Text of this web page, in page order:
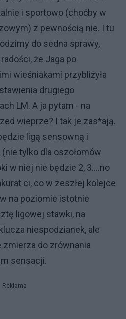
i sportowo (choćby w
z pewnością nie. I tu
do sedna sprawy,
że Jaga po
wieśniakami przybliżyła
drugiego
LM. A ja pytam - na
wieprze? I tak je zas*ają.
ligą sensowną i
tylko dla oszołomów
w niej nie będzie 2, 3....no
ci, co w zeszłej kolejce
na poziomie istotnie
ligowej stawki, na
niespodzianek, ale
do zrównania
sensacji.
Reklama